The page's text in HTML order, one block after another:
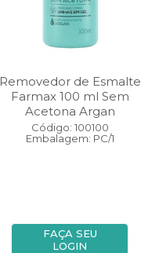
Removedor de Esmalte
Farmax 100 ml Sem
Acetona Argan
Código: 100100
Embalagem: PC/1
FAÇA SEU
LOGIN